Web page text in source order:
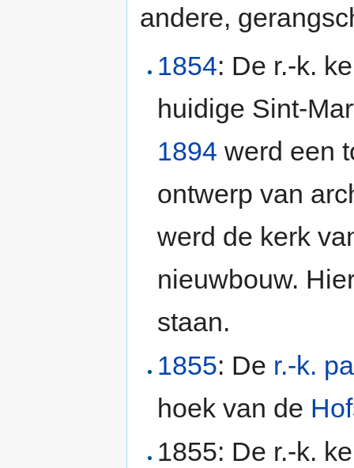
andere,
1854: De r.-k.
huidige Sint-
1894 werd een
ontwerp van
werd de kerk
nieuwbouw.
staan.
1855: De r.-k.
hoek van de
1855: De r.-k.